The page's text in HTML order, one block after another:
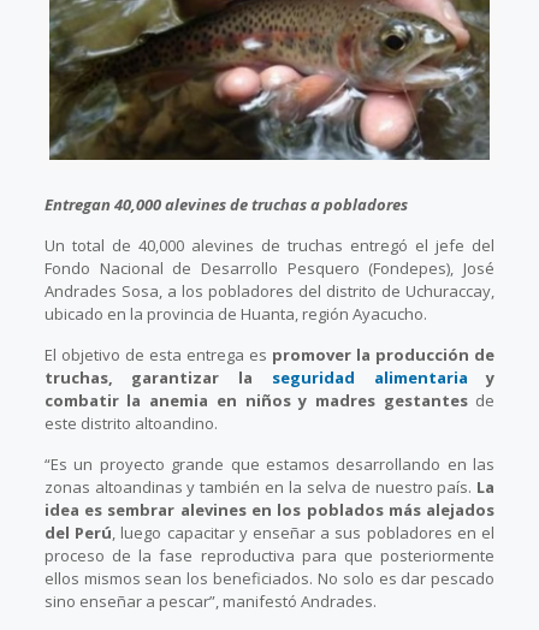
Entregan 40,000 alevines de truchas a pobladores
Un total de 40,000 alevines de truchas entregó el jefe del
Fondo Nacional de Desarrollo Pesquero (Fondepes), José
Andrades Sosa, a los pobladores del distrito de Uchuraccay,
ubicado en la provincia de Huanta, región Ayacucho.
El objetivo de esta entrega es promover la producción de
truchas, garantizar la seguridad alimentaria y
combatir la anemia en niños y madres gestantes de
este distrito altoandino.
“Es un proyecto grande que estamos desarrollando en las
zonas altoandinas y también en la selva de nuestro país. La
idea es sembrar alevines en los poblados más alejados
del Perú, luego capacitar y enseñar a sus pobladores en el
proceso de la fase reproductiva para que posteriormente
ellos mismos sean los beneficiados. No solo es dar pescado
sino enseñar a pescar”, manifestó Andrades.